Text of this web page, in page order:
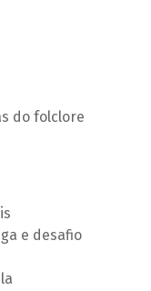
do folclore
e desafio